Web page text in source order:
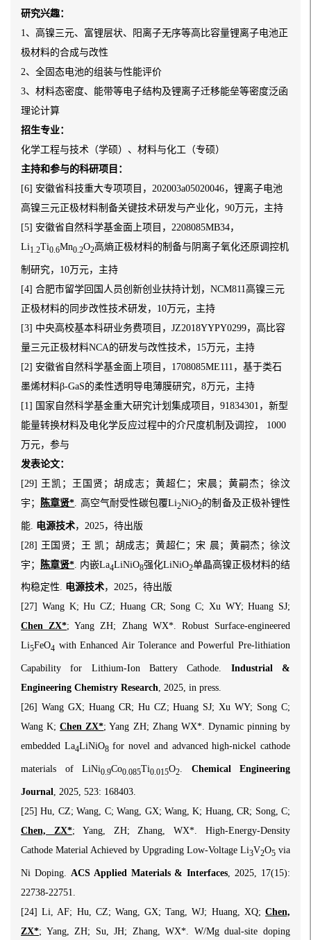
研究兴趣：
1、高镍三元、富锂层状、阳离子无序等高比容量锂离子电池正
极材料的合成与改性
2、全固态电池的组装与性能评价
3、材料态密度、能带等电子结构及锂离子迁移能垒等密度泛函
理论计算
招生专业：
化学工程与技术（学硕）、材料与化工（专硕）
主持和参与的科研项目：
[6] 安徽省科技重大专项项目，202003a05020046，锂离子电池
高镍三元正极材料制备关键技术研发与产业化，90万元，主持
[5] 安徽省自然科学基金面上项目，2208085MB34，
Li1.2Ti0.6Mn0.2O2高熵正极材料的制备与阴离子氧化还原调控机
制研究，10万元，主持
[4] 合肥市留学回国人员创新创业扶持计划，NCM811高镍三元
正极材料的同步改性技术研发，10万元，主持
[3] 中央高校基本科研业务费项目，JZ2018YYPY0299，高比容
量三元正极材料NCA的研发与改性技术，15万元，主持
[2] 安徽省自然科学基金面上项目，1708085ME111，基于类石
墨烯材料β-GaS的柔性透明导电薄膜研究，8万元，主持
[1] 国家自然科学基金重大研究计划集成项目，91834301，新型
能量转换材料及电化学反应过程中的介尺度机制及调控， 1000
万元，参与
发表论文：
[29] 王凯；王国贤；胡成志；黄超仁；宋晨；黄嗣杰；徐汶
宇；
陈章贤* . 高空气耐受性碳包覆Li2NiO2的制备及正极补锂性
能. 电源技术，2025，待出版
[28] 王国贤；王 凯；胡成志；黄超仁；宋 晨；黄嗣杰；徐汶
宇；
陈章贤* . 内嵌La4LiNiO8强化LiNiO2单晶高镍正极材料的结
构稳定性. 电源技术，2025，待出版
[27] Wang K; Hu CZ; Huang CR; Song C; Xu WY; Huang SJ;
Chen ZX*; Yang ZH; Zhang WX*. Robust Surface-engineered
Li5FeO4 with Enhanced Air Tolerance and Powerful Pre-lithiation
Capability for Lithium-Ion Battery Cathode. Industrial &
Engineering Chemistry Research, 2025, in press.
[26] Wang GX; Huang CR; Hu CZ; Huang SJ; Xu WY; Song C;
Wang K;Chen ZX*; Yang ZH; Zhang WX*. Dynamic pinning by
embedded La4LiNiO8for novel and advanced high-nickel cathode
materials of LiNi0.9Co0.085Ti0.015O2 Chemical Engineering
Journal
, 2025, 523: 168403.
[25] Hu, CZ; Wang, C; Wang, GX; Wang, K; Huang, CR; Song, C;
Chen, ZX*; Yang, ZH; Zhang, WX*. High-Energy-Density
Cathode Material Achieved by Upgrading Low-Voltage Li3V2O5 via
Ni Doping. ACS Applied Materials & Interfaces , 2025, 17(15):
22738-22751.
[24] Li, AF; Hu, CZ; Wang, GX; Tang, WJ; Huang, XQ; Chen,
ZX*; Yang, ZH; Su, JH; Zhang, WX*. W/Mg dual-site doping